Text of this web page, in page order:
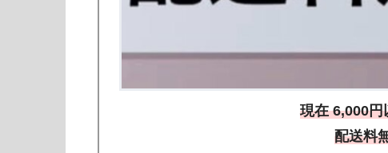
現在 6,000円
配送料